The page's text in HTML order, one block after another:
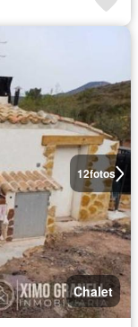
12fotos
Chalet